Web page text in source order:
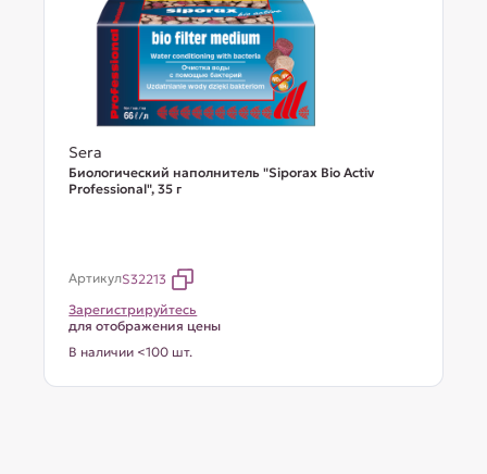
Sera
Биологический наполнитель "Siporax Bio Activ
Professional", 35 г
АртикулS32213
Зарегистрируйтесь
для отображения цены
В наличии <100 шт.